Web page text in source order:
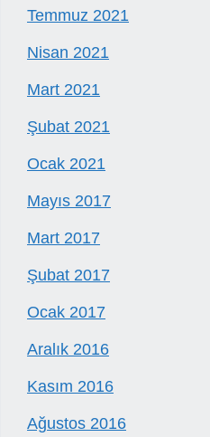
Temmuz 2021
Nisan 2021
Mart 2021
Şubat 2021
Ocak 2021
Mayıs 2017
Mart 2017
Şubat 2017
Ocak 2017
Aralık 2016
Kasım 2016
Ağustos 2016